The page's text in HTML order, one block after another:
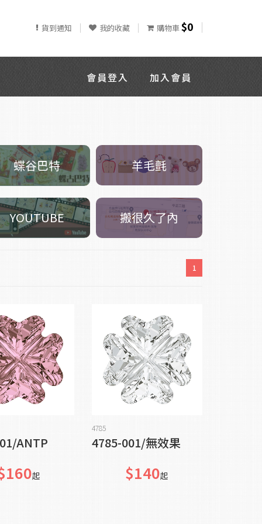
貨到通知 我的收藏 購物車$0
會員登入 加入會員
蝶谷巴特 羊毛氈
YOUTUBE 搬很久了內
1
ANTP
起
4785
4785-001/無效果
$140起